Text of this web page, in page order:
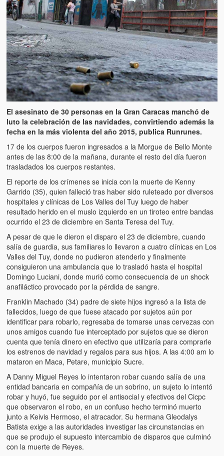
El asesinato de 30 personas en la Gran Caracas manchó de
luto la celebración de las navidades, convirtiendo además la
fecha en la más violenta del año 2015, publica Runrunes.
17 de los cuerpos fueron ingresados a la Morgue de Bello Monte
antes de las 8:00 de la mañana, durante el resto del día fueron
trasladados los cuerpos restantes.
El reporte de los crímenes se inicia con la muerte de Kenny
Garrido (35), quien falleció tras haber sido ruleteado por diversos
hospitales y clínicas de Los Valles del Tuy luego de haber
resultado herido en el muslo izquierdo en un tiroteo entre bandas
ocurrido el 23 de diciembre en Santa Teresa del Tuy.
A pesar de que le dieron el disparo el 23 de diciembre, cuando
salía de guardia, sus familiares lo llevaron a cuatro clínicas en Los
Valles del Tuy, donde no pudieron atenderlo y finalmente
consiguieron una ambulancia que lo trasladó hasta el hospital
Domingo Luciani, donde murió como consecuencia de un shock
anafiláctico provocado por la pérdida de sangre.
Franklin Machado (34) padre de siete hijos ingresó a la lista de
fallecidos, luego de que fuese atacado por sujetos aún por
identificar para robarlo, regresaba de tomarse unas cervezas con
unos amigos cuando fue interceptado por sujetos que se dieron
cuenta que tenía dinero en efectivo que utilizaría para comprarle
los estrenos de navidad y regalos para sus hijos. A las 4:00 am lo
mataron en Maca, Petare, municipio Sucre.
A Danny Miguel Reyes lo intentaron robar cuando salía de una
entidad bancaria en compañía de un sobrino, un sujeto lo intentó
robar y huyó, fue seguido por el antisocial y efectivos del Cicpc
que observaron el robo, en un confuso hecho terminó muerto
junto a Keivis Hermoso, el atracador. Su hermana Gleodalys
Batista exige a las autoridades investigar las circunstancias en
que se produjo el supuesto intercambio de disparos que culminó
con la muerte de Reyes.